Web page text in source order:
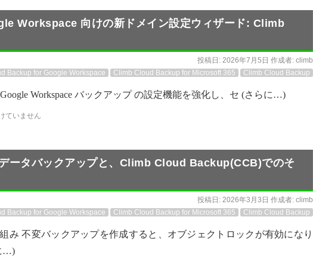
Workspace 向けの新ドメイン設定ウィザード: Climb
投稿日: 2026年7月5日 作成者: climb
Backup for Google Workspace
Climb Cloud Backup for Microsoft 365 Climb Cloud Backup
Workspace バックアップ の設定機能を強化し、セ (さらに…)
ていません
ータバックアップと、Climb Cloud Backup(CCB)でのそ
投稿日: 2026年3月3日 作成者: climb
Backup for Google Workspace
Climb Cloud Backup for Microsoft 365 Climb Cloud Backup
み 不変バックアップを作成すると、オブジェクトロックが有効になり
…)